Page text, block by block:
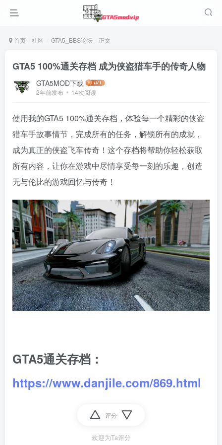
首页 社区 GTA5_BBS论坛 正文
GTA5 100%通关存档 成为侠盗猎车手的传奇人物
GTA5MOD下载
2年前发布 14次阅读
使用我的GTA5 100%通关存档，体验每一个精彩的侠盗
猎车手故事情节，完成所有的任务，解锁所有的成就，
成为真正的侠盗飞车传奇！这个存档将帮助你轻松获取
所有内容，让你在游戏中尽情享受每一刻的乐趣，创造
无与伦比的游戏回忆与传奇！
GTA5通关存档：
https://www.danjile.com/869.html
评分
欢迎为Ta评分